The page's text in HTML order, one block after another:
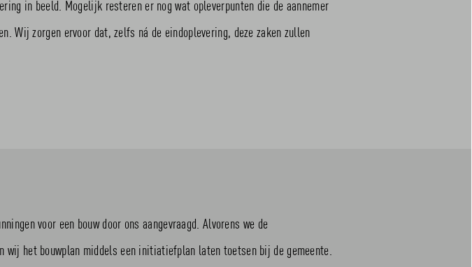
in beeld. Mogelijk resteren er nog wat opleverpunten die de aannemer
Wij zorgen ervoor dat, zelfs ná de eindoplevering, deze zaken zullen
voor een bouw door ons aangevraagd. Alvorens we de
wij het bouwplan middels een initiatiefplan laten toetsen bij de gemeente.